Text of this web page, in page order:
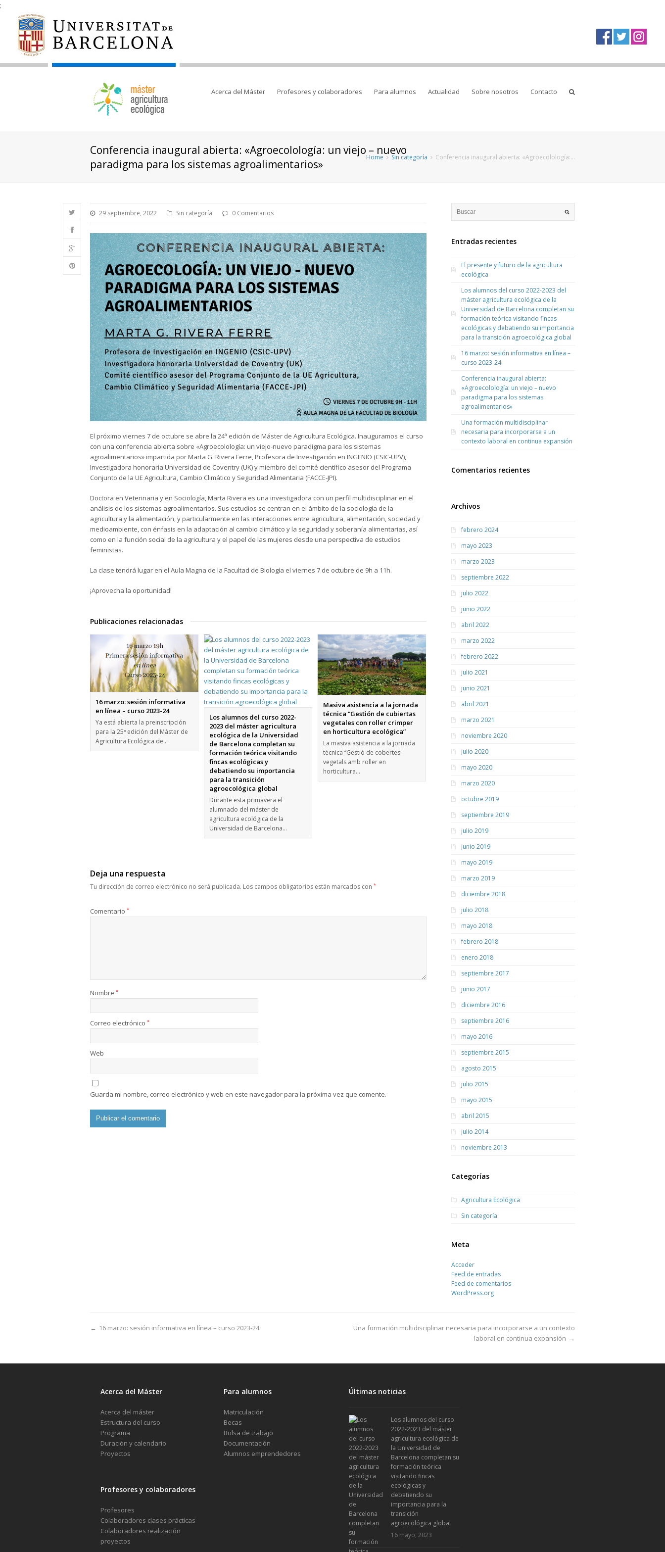
;
Acerca del Máster Profesores y colaboradores Para alumnos Actualidad Sobre nosotros Contacto
Conferencia inaugural abierta: «Agroecolología: un viejo – nuevo
paradigma para los sistemas agroalimentarios»
Home Sin categoría Conferencia inaugural abierta: «Agroecolología:…
29 septiembre, 2022 Sin categoría 0 Comentarios
El próximo viernes 7 de octubre se abre la 24ª edición de Máster de Agricultura Ecológica. Inauguramos el curso
con una conferencia abierta sobre «Agroecolología: un viejo-nuevo paradigma para los sistemas
agroalimentarios» impartida por Marta G. Rivera Ferre, Profesora de Investigación en INGENIO (CSIC-UPV),
Investigadora honoraria Universidad de Coventry (UK) y miembro del comité científico asesor del Programa
Conjunto de la UE Agricultura, Cambio Climático y Seguridad Alimentaria (FACCE-JPI).
Doctora en Veterinaria y en Sociología, Marta Rivera es una investigadora con un perfil multidisciplinar en el
análisis de los sistemas agroalimentarios. Sus estudios se centran en el ámbito de la sociología de la
agricultura y la alimentación, y particularmente en las interacciones entre agricultura, alimentación, sociedad y
medioambiente, con énfasis en la adaptación al cambio climático y la seguridad y soberanía alimentarias, así
como en la función social de la agricultura y el papel de las mujeres desde una perspectiva de estudios
feministas.
La clase tendrá lugar en el Aula Magna de la Facultad de Biología el viernes 7 de octubre de 9h a 11h.
¡Aprovecha la oportunidad!
Publicaciones relacionadas
16 marzo: sesión informativa
en línea – curso 2023-24
Ya está abierta la preinscripción
para la 25ª edición del Máster de
Agricultura Ecológica de…
Los alumnos del curso 2022-
2023 del máster agricultura
ecológica de la Universidad
de Barcelona completan su
formación teórica visitando
fincas ecológicas y
debatiendo su importancia
para la transición
agroecológica global
Durante esta primavera el
alumnado del máster de
agricultura ecológica de la
Universidad de Barcelona…
Masiva asistencia a la jornada
técnica “Gestión de cubiertas
vegetales con roller crimper
en horticultura ecológica”
La masiva asistencia a la jornada
técnica “Gestió de cobertes
vegetals amb roller en
horticultura…
Deja una respuesta
Tu dirección de correo electrónico no será publicada. Los campos obligatorios están marcados con *
Comentario *
Nombre *
Correo electrónico *
Web
Guarda mi nombre, correo electrónico y web en este navegador para la próxima vez que comente.
Entradas recientes
El presente y futuro de la agricultura
ecológica
Los alumnos del curso 2022-2023 del
máster agricultura ecológica de la
Universidad de Barcelona completan su
formación teórica visitando fincas
ecológicas y debatiendo su importancia
para la transición agroecológica global
16 marzo: sesión informativa en línea –
curso 2023-24
Conferencia inaugural abierta:
«Agroecolología: un viejo – nuevo
paradigma para los sistemas
agroalimentarios»
Una formación multidisciplinar
necesaria para incorporarse a un
contexto laboral en continua expansión
Comentarios recientes
Archivos
febrero 2024
mayo 2023
marzo 2023
septiembre 2022
julio 2022
junio 2022
abril 2022
marzo 2022
febrero 2022
julio 2021
junio 2021
abril 2021
marzo 2021
noviembre 2020
julio 2020
mayo 2020
marzo 2020
octubre 2019
septiembre 2019
julio 2019
junio 2019
mayo 2019
marzo 2019
diciembre 2018
julio 2018
mayo 2018
febrero 2018
enero 2018
septiembre 2017
junio 2017
diciembre 2016
septiembre 2016
mayo 2016
septiembre 2015
agosto 2015
julio 2015
mayo 2015
abril 2015
julio 2014
noviembre 2013
Categorías
Agricultura Ecológica
Sin categoría
Meta
Acceder
Feed de entradas
Feed de comentarios
WordPress.org
Una formación multidisciplinar necesaria para incorporarse a un contexto
laboral en continua expansión →
← 16 marzo: sesión informativa en línea – curso 2023-24
Acerca del Máster
Acerca del máster
Estructura del curso
Programa
Duración y calendario
Proyectos
Profesores y colaboradores
Profesores
Colaboradores clases prácticas
Colaboradores realización
proyectos
Para alumnos
Matriculación
Becas
Bolsa de trabajo
Documentación
Alumnos emprendedores
Últimas noticias
Los alumnos del curso
2022-2023 del máster
agricultura ecológica de
la Universidad de
Barcelona completan su
formación teórica
visitando fincas
ecológicas y
debatiendo su
importancia para la
transición
agroecológica global
16 mayo, 2023